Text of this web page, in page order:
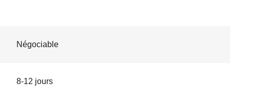
Négociable
8-12 jours